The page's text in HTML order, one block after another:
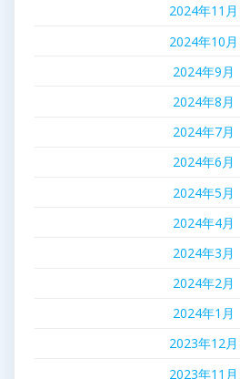
2024年11月
2024年10月
2024年9月
2024年8月
2024年7月
2024年6月
2024年5月
2024年4月
2024年3月
2024年2月
2024年1月
2023年12月
2023年11月